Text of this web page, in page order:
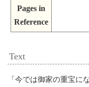
Pages in
Reference
Text
「 今では御家の重宝に